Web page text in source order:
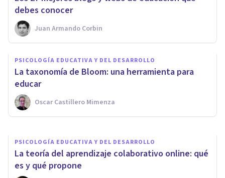
debes conocer
Juan Armando Corbin
PSICOLOGÍA EDUCATIVA Y DEL DESARROLLO
La taxonomía de Bloom: una herramienta para
educar
Oscar Castillero Mimenza
La violencia contra los
profesores: sufrida por el 90%
Izzat Haykal
PSICOLOGÍA EDUCATIVA Y DEL DESARROLLO
La teoría del aprendizaje colaborativo online: qué
es y qué propone